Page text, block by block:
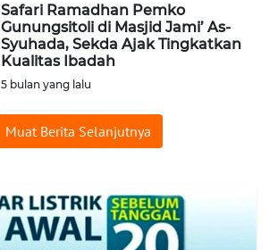
Safari Ramadhan Pemko
Gunungsitoli di Masjid Jami’ As-
Syuhada, Sekda Ajak Tingkatkan
Kualitas Ibadah
5 bulan yang lalu
Muat Berita Selanjutnya